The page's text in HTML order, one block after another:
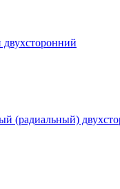
(радиальный)